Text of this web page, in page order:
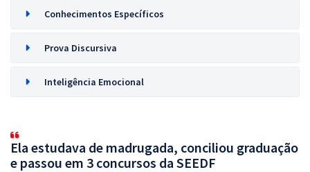
Conhecimentos Específicos
Prova Discursiva
Inteligência Emocional
Ela estudava de madrugada, conciliou graduação
e passou em 3 concursos da SEEDF